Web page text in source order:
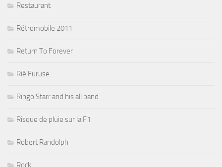
Restaurant
Rétromobile 2011
Return To Forever
Rié Furuse
Ringo Starr and his all band
Risque de pluie sur la F1
Robert Randolph
Rock